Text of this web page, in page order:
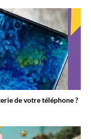
de votre téléphone ?